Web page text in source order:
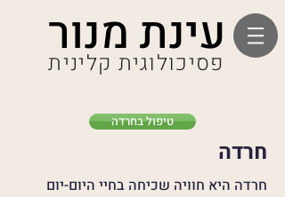
עינת מנור
פסיכולוגית קלינית
טיפול בחרדה
חרדה
חרדה היא חוויה שכיחה בחיי היום-יום